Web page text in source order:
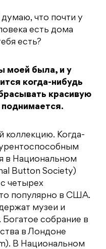
что почти у
есть дома
есть?
моей была, и у
когда-нибудь
красивую
поднимается.
коллекцию. Когда-
в Национальном
Button Society)
четырех
популярно в США.
музеи и
собрание в
в Лондоне
В Национальном